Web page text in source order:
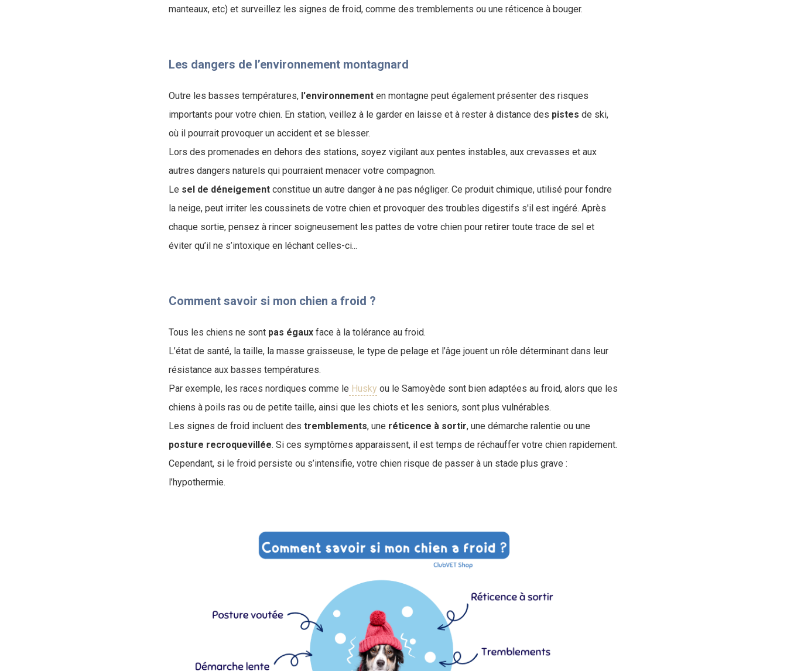
manteaux, etc) et surveillez les signes de froid, comme des tremblements ou une réticence à bouger.
Les dangers de l’environnement montagnard
Outre les basses températures, l'environnement en montagne peut également présenter des risques
importants pour votre chien. En station, veillez à le garder en laisse et à rester à distance des pistes de ski,
où il pourrait provoquer un accident et se blesser.
Lors des promenades en dehors des stations, soyez vigilant aux pentes instables, aux crevasses et aux
autres dangers naturels qui pourraient menacer votre compagnon.
Le sel de déneigement constitue un autre danger à ne pas négliger. Ce produit chimique, utilisé pour fondre
la neige, peut irriter les coussinets de votre chien et provoquer des troubles digestifs s'il est ingéré. Après
chaque sortie, pensez à rincer soigneusement les pattes de votre chien pour retirer toute trace de sel et
éviter qu’il ne s’intoxique en léchant celles-ci...
Comment savoir si mon chien a froid ?
Tous les chiens ne sont pas égaux face à la tolérance au froid.
L’état de santé, la taille, la masse graisseuse, le type de pelage et l’âge jouent un rôle déterminant dans leur
résistance aux basses températures.
Par exemple, les races nordiques comme le Husky ou le Samoyède sont bien adaptées au froid, alors que les
chiens à poils ras ou de petite taille, ainsi que les chiots et les seniors, sont plus vulnérables.
Les signes de froid incluent des tremblements, une réticence à sortir, une démarche ralentie ou une
posture recroquevillée. Si ces symptômes apparaissent, il est temps de réchauffer votre chien rapidement.
Cependant, si le froid persiste ou s’intensifie, votre chien risque de passer à un stade plus grave :
l’hypothermie.